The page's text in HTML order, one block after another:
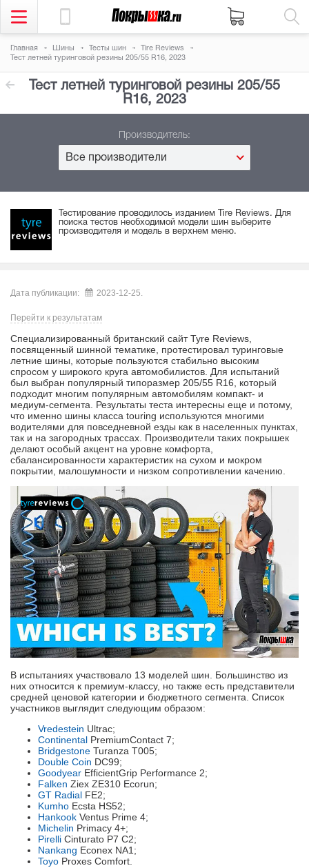
Главная Шины Тесты шин
Tire Reviews
Тест летней туринговой резины 205/55 R16, 2023
Тест летней туринговой резины 205/55
R16, 2023
Производитель:
Все производители
Тестирование проводилось изданием Tire Reviews. Для
поиска тестов необходимой модели шин выберите
производителя и модель в верхнем меню.
Дата публикации: 2023-12-25.
Перейти к результатам
Специализированный британский сайт Tyre Reviews,
посвященный шинной тематике, протестировал туринговые
летние шины, которые пользуются стабильно высоким
спросом у широкого круга автомобилистов. Для испытаний
был выбран популярный типоразмер 205/55 R16, который
подходит многим популярным автомобилям компакт- и
медиум-сегмента. Результаты теста интересны еще и потому,
что именно шины класса touring используются многими
водителями для повседневной езды как в населенных пунктах,
так и на загородных трассах. Производители таких покрышек
делают особый акцент на уровне комфорта,
сбалансированности характеристик на сухом и мокром
покрытии, малошумности и низком сопротивлении качению.
В испытаниях участвовало 13 моделей шин. Большинство из
них относится к премиум-классу, но также есть представители
средней ценовой категории и бюджетного сегмента. Список
участников выглядит следующим образом:
Vredestein Ultrac;
Continental PremiumContact 7;
Bridgestone Turanza T005;
Double Coin DC99;
Goodyear EfficientGrip Performance 2;
Falken Ziex ZE310 Ecorun;
GT Radial FE2;
Kumho Ecsta HS52;
Hankook Ventus Prime 4;
Michelin Primacy 4+;
Pirelli Cinturato P7 C2;
Nankang Econex NA1;
Toyo Proxes Comfort.